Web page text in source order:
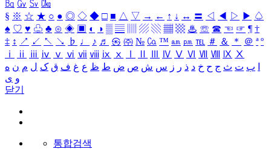
㏃ ㏉ ㏜ ㏆
§ ※ ☆ ★ ○ ● ◎ ◇ ◆ □ ■ △ ▽ → ← ↑ ↓ ↔ 〓 ◁ ◀ ▷ ▶ ♤
♠ ♡ ♥ ♧ ♣ ⊙ ◈ ▣ ◐ ◑ ▒ ▤ ▨ ▧ ▦ ▩ ♨ ☏ ☎ ☜ ☞ ¶ †
‡ ↕ ↗ ↙ ↖ ↘ ♭ ♩ ♪ ♬ ㉿ ㈜ № ㏇ ™ ㏂ ㏘ ℡ ＃ ＆ ＊ ＠ ª º
ⅰ
ⅱ ⅲ ⅳ ⅴ ⅵ ⅶ ⅷ ⅸ ⅹ Ⅳ Ⅴ Ⅵ Ⅶ Ⅷ Ⅸ Ⅹ
ب ت ث ج ح خ د ذ ر ز س ش ص ض ط ظ ع غ ف ق ک ل م ن ه
و ی
닫기
통합검색